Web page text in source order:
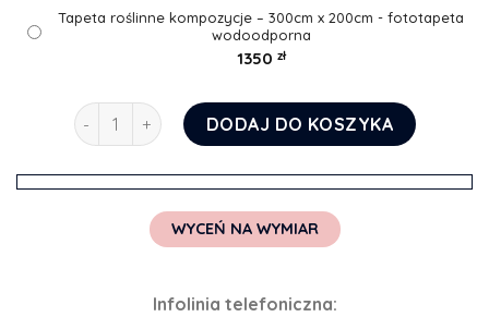
Tapeta roślinne kompozycje – 300cm x 200cm - fototapeta
wodoodporna
1350 zł
ilość Tapeta roślinne kompozycje
DODAJ DO KOSZYKA
WYCEŃ NA WYMIAR
Infolinia telefoniczna: